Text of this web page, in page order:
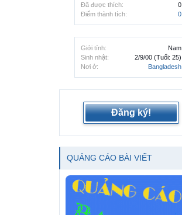
Đã được thích:
0
Điểm thành tích:
0
Giới tính:
Nam
Sinh nhật:
2/9/00 (Tuổi: 25)
Nơi ở:
Bangladesh
Đăng ký!
QUẢNG CÁO BÀI VIẾT